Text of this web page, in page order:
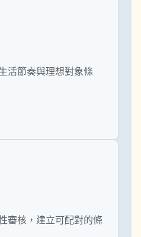
活節奏與理想對象條
審核，建立可配對的條